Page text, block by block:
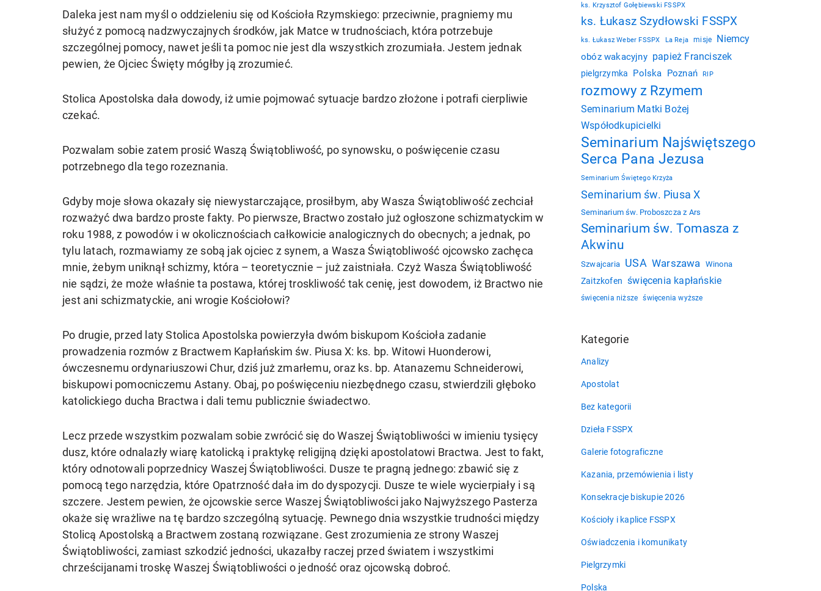
Daleka jest nam myśl o oddzieleniu się od Kościoła Rzymskiego: przeciwnie, pragniemy mu
służyć z pomocą nadzwyczajnych środków, jak Matce w trudnościach, która potrzebuje
szczególnej pomocy, nawet jeśli ta pomoc nie jest dla wszystkich zrozumiała. Jestem jednak
pewien, że Ojciec Święty mógłby ją zrozumieć.
Stolica Apostolska dała dowody, iż umie pojmować sytuacje bardzo złożone i potrafi cierpliwie
czekać.
Pozwalam sobie zatem prosić Waszą Świątobliwość, po synowsku, o poświęcenie czasu
potrzebnego dla tego rozeznania.
Gdyby moje słowa okazały się niewystarczające, prosiłbym, aby Wasza Świątobliwość zechciał
rozważyć dwa bardzo proste fakty. Po pierwsze, Bractwo zostało już ogłoszone schizmatyckim w
roku 1988, z powodów i w okolicznościach całkowicie analogicznych do obecnych; a jednak, po
tylu latach, rozmawiamy ze sobą jak ojciec z synem, a Wasza Świątobliwość ojcowsko zachęca
mnie, żebym uniknął schizmy, która – teoretycznie – już zaistniała. Czyż Wasza Świątobliwość
nie sądzi, że może właśnie ta postawa, której troskliwość tak cenię, jest dowodem, iż Bractwo nie
jest ani schizmatyckie, ani wrogie Kościołowi?
Po drugie, przed laty Stolica Apostolska powierzyła dwóm biskupom Kościoła zadanie
prowadzenia rozmów z Bractwem Kapłańskim św. Piusa X: ks. bp. Witowi Huonderowi,
ówczesnemu ordynariuszowi Chur, dziś już zmarłemu, oraz ks. bp. Atanazemu Schneiderowi,
biskupowi pomocniczemu Astany. Obaj, po poświęceniu niezbędnego czasu, stwierdzili głęboko
katolickiego ducha Bractwa i dali temu publicznie świadectwo.
Lecz przede wszystkim pozwalam sobie zwrócić się do Waszej Świątobliwości w imieniu tysięcy
dusz, które odnalazły wiarę katolicką i praktykę religijną dzięki apostolatowi Bractwa. Jest to fakt,
który odnotowali poprzednicy Waszej Świątobliwości. Dusze te pragną jednego: zbawić się z
pomocą tego narzędzia, które Opatrzność dała im do dyspozycji. Dusze te wiele wycierpiały i są
szczere. Jestem pewien, że ojcowskie serce Waszej Świątobliwości jako Najwyższego Pasterza
okaże się wrażliwe na tę bardzo szczególną sytuację. Pewnego dnia wszystkie trudności między
Stolicą Apostolską a Bractwem zostaną rozwiązane. Gest zrozumienia ze strony Waszej
Świątobliwości, zamiast szkodzić jedności, ukazałby raczej przed światem i wszystkimi
chrześcijanami troskę Waszej Świątobliwości o jedność oraz ojcowską dobroć.
ks. Krzysztof Gołębiewski FSSPX
ks. Łukasz Szydłowski FSSPX
ks. Łukasz Weber FSSPX La Reja misje Niemcy
obóz wakacyjny papież Franciszek
pielgrzymka Polska Poznań RIP
rozmowy z Rzymem
Seminarium Matki Bożej
Współodkupicielki
Seminarium Najświętszego
Serca Pana Jezusa
Seminarium Świętego Krzyża
Seminarium św. Piusa X
Seminarium św. Proboszcza z Ars
Seminarium św. Tomasza z
Akwinu
Szwajcaria USA Warszawa Winona
Zaitzkofen święcenia kapłańskie
święcenia niższe święcenia wyższe
Kategorie
Analizy
Apostolat
Bez kategorii
Dzieła FSSPX
Galerie fotograficzne
Kazania, przemówienia i listy
Konsekracje biskupie 2026
Kościoły i kaplice FSSPX
Oświadczenia i komunikaty
Pielgrzymki
Polska